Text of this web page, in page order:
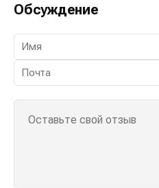
Обсуждение